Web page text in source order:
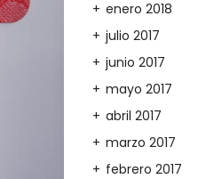
enero 2018
julio 2017
junio 2017
mayo 2017
abril 2017
marzo 2017
febrero 2017